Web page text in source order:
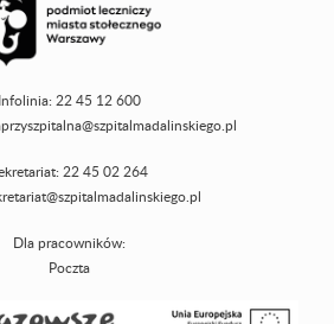
Infolinia: 22 45 12 600
22 45 02 264
Dla pracowników:
Poczta